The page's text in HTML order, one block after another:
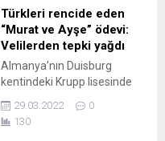
derneğinin işbirliğiyle hayata
geçiriliyor. İLK DURAK:
STUTTGART Turnenin
açılış gösterisi, 17...
Türkleri rencide eden
“Murat ve Ayşe” ödevi:
Velilerden tepki yağdı
Almanya’nın Duisburg
kentindeki Krupp lisesinde
masalından esinlenerek
oluşturulan ve Türkiye
29.03.2022
0
130